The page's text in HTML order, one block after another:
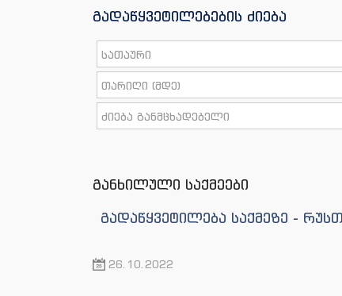
გადაწყვეტილებების ძიება
განხილული საქმეები
გადაწყვეტილება საქმეზე -
26.10.2022